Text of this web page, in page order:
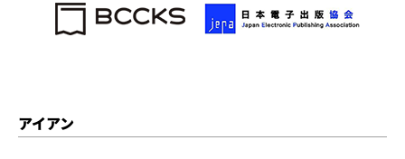
アイアン